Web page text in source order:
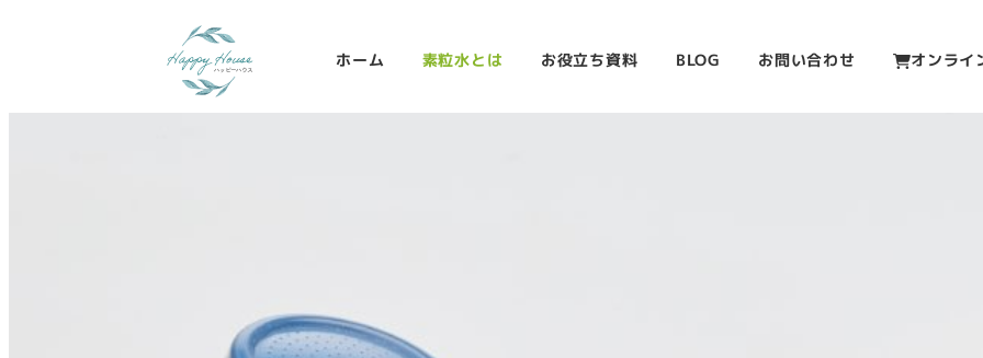
ホーム 素粒水とは お役立ち資料 BLOG お問い合わせ オンライ